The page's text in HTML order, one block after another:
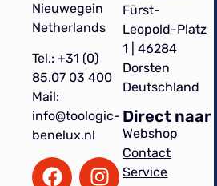
Nieuwegein
Netherlands
Tel.: +31 (0)
85.07 03 400
Mail:
info@toologic-
benelux.nl
Fürst-
Leopold-Platz
1 | 46284
Dorsten
Deutschland
Direct naar
Webshop
Contact
Service